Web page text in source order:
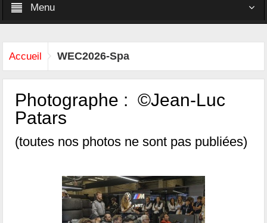
Menu
Accueil WEC2026-Spa
Photographe : ©Jean-Luc
Patars
(toutes nos photos ne sont pas publiées)